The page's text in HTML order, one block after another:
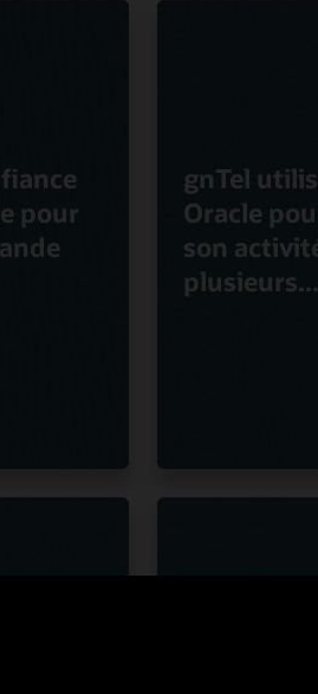
pour
gnTel
Oracle
son
plusieurs...